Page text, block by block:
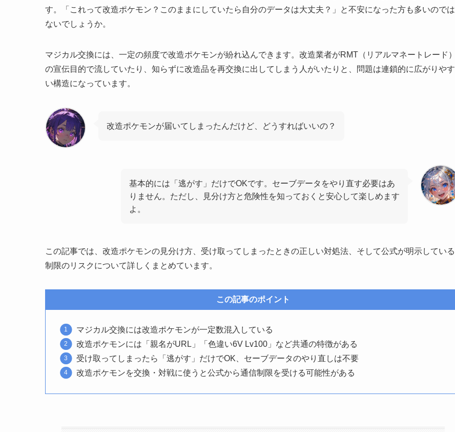
す。「これって改造ポケモン？このままにしていたら自分のデータは大丈夫？」と不安になった方も多いのでは
ないでしょうか。
マジカル交換には、一定の頻度で改造ポケモンが紛れ込んできます。改造業者がRMT（リアルマネートレード）
の宣伝目的で流していたり、知らずに改造品を再交換に出してしまう人がいたりと、問題は連鎖的に広がりやす
い構造になっています。
改造ポケモンが届いてしまったんだけど、どうすればいいの？
基本的には「逃がす」だけでOKです。セーブデータをやり直す必要はあ
りません。ただし、見分け方と危険性を知っておくと安心して楽しめます
よ。
この記事では、改造ポケモンの見分け方、受け取ってしまったときの正しい対処法、そして公式が明示している
制限のリスクについて詳しくまとめています。
この記事のポイント
マジカル交換には改造ポケモンが一定数混入している
改造ポケモンには「親名がURL」「色違い6V Lv100」など共通の特徴がある
受け取ってしまったら「逃がす」だけでOK、セーブデータのやり直しは不要
改造ポケモンを交換・対戦に使うと公式から通信制限を受ける可能性がある